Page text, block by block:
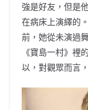
強是好友，但是
在病床上演繹的
前，她從未演過
《寶島一村》裡
以，對觀眾而言